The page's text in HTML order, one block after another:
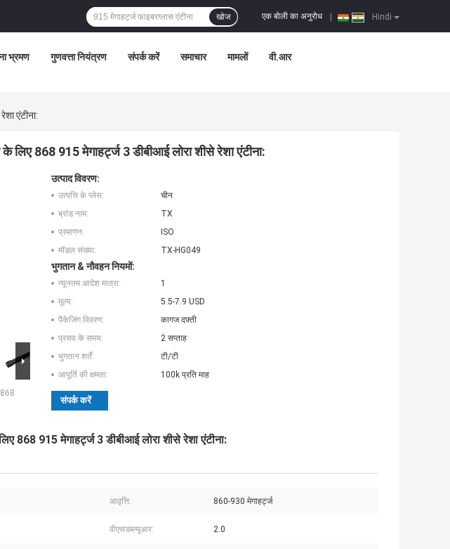
Hindi
एक बोली का अनुरोध
खोज
भ्रमण गुणवत्ता नियंत्रण संपर्क करें समाचार मामलों वी.आर
एंटीना:
लिए 868 915 मेगाहर्ट्ज 3 डीबीआई लोरा शीसे रेशा एंटीना:
868
उत्पाद विवरण:
उत्पत्ति के प्लेस:
चीन
ब्रांड नाम:
TX
प्रमाणन:
ISO
मॉडल संख्या:
TX-HG049
भुगतान & नौवहन नियमों:
न्यूनतम आदेश मात्रा:
1
मूल्य:
5.5-7.9 USD
पैकेजिंग विवरण:
कागज दफ़्ती
प्रसव के समय:
2 सप्ताह
भुगतान शर्तें:
टी/टी
आपूर्ति की क्षमता:
100k प्रति माह
संपर्क करें
868 915 मेगाहर्ट्ज 3 डीबीआई लोरा शीसे रेशा एंटीना:
आवृत्ति: 860-930 मेगाहर्ट्ज
वीएसडब्ल्यूआर: 2.0